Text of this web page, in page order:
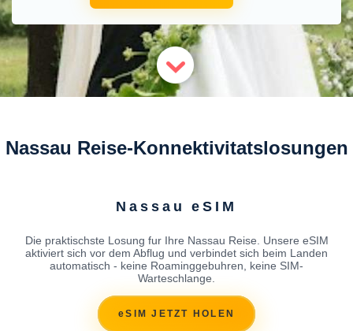
Nassau Reise-Konnektivitatslosungen
Nassau eSIM
Die praktischste Losung fur Ihre Nassau Reise. Unsere eSIM
aktiviert sich vor dem Abflug und verbindet sich beim Landen
automatisch - keine Roaminggebuhren, keine SIM-
Warteschlange.
eSIM JETZT HOLEN